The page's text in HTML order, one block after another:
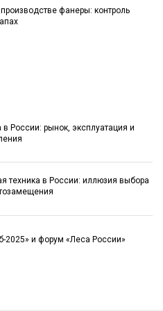
фанеры: контроль
в России: рынок, эксплуатация и
техника в России: иллюзия выбора
2025» и форум «Леса России»